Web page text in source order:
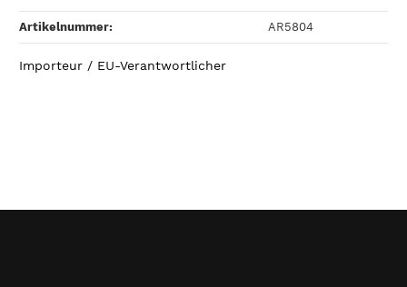
Artikelnummer: AR5804
Importeur / EU-Verantwortlicher